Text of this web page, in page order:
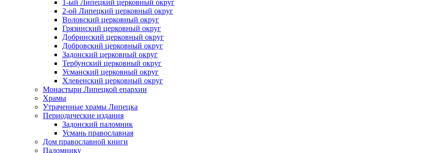
1-ый Липецкий церковный округ
2-ой Липецкий церковный округ
Воловский церковный округ
Грязинский церковный округ
Добринский церковный округ
Добровский церковный округ
Задонский церковный округ
Тербунский церковный округ
Усманский церковный округ
Хлевенский церковный округ
Монастыри Липецкой епархии
Храмы
Утраченные храмы Липецка
Периодические издания
Задонский паломник
Усмань православная
Дом православной книги
Паломнику